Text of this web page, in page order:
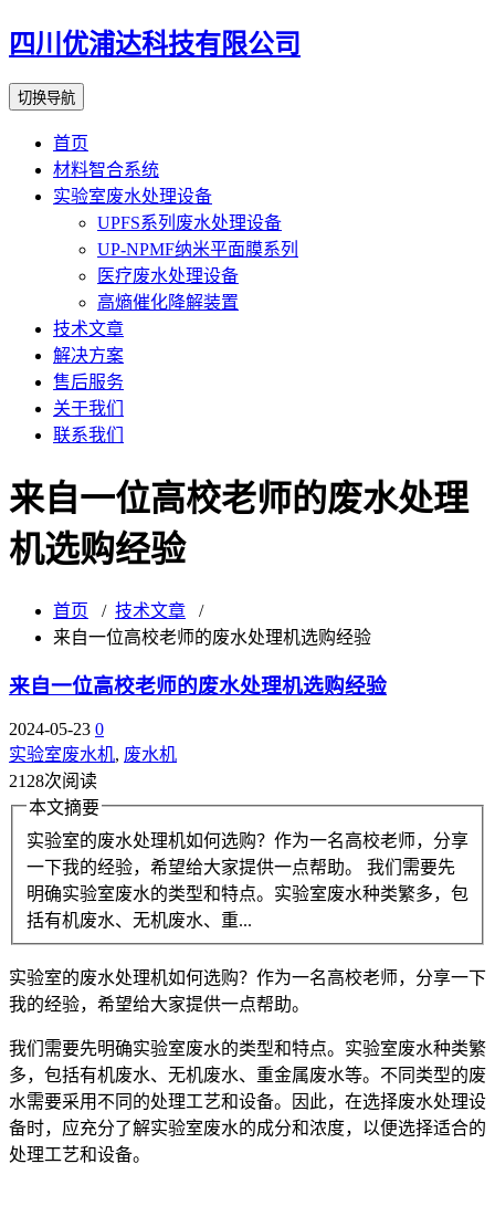
四川优浦达科技有限公司
切换导航
首页
材料智合系统
实验室废水处理设备
UPFS系列废水处理设备
UP-NPMF纳米平面膜系列
医疗废水处理设备
高熵催化降解装置
技术文章
解决方案
售后服务
关于我们
联系我们
来自一位高校老师的废水处理
机选购经验
首页 / 技术文章 /
来自一位高校老师的废水处理机选购经验
来自一位高校老师的废水处理机选购经验
2024-05-23 0
实验室废水机, 废水机
2128次阅读
本文摘要
实验室的废水处理机如何选购？作为一名高校老师，分享
一下我的经验，希望给大家提供一点帮助。 我们需要先
明确实验室废水的类型和特点。实验室废水种类繁多，包
括有机废水、无机废水、重...
实验室的废水处理机如何选购？作为一名高校老师，分享一下
我的经验，希望给大家提供一点帮助。
我们需要先明确实验室废水的类型和特点。实验室废水种类繁
多，包括有机废水、无机废水、重金属废水等。不同类型的废
水需要采用不同的处理工艺和设备。因此，在选择废水处理设
备时，应充分了解实验室废水的成分和浓度，以便选择适合的
处理工艺和设备。